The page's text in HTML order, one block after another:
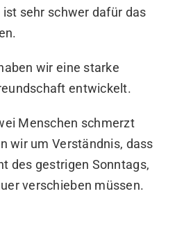
sehr schwer dafür das
wir eine starke
entwickelt.
Menschen schmerzt
wir um Verständnis, dass
des gestrigen Sonntags,
verschieben müssen.